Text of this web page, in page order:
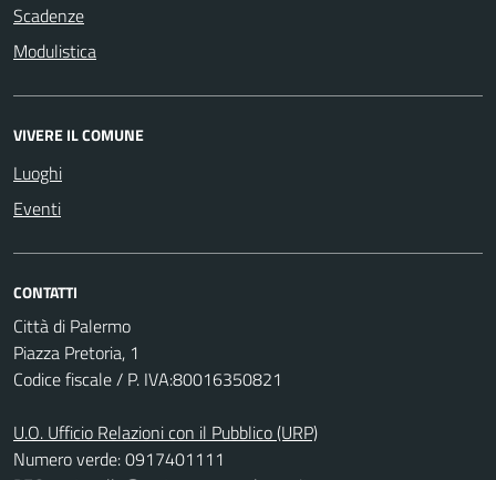
Scadenze
Modulistica
VIVERE IL COMUNE
Luoghi
Eventi
CONTATTI
Città di Palermo
Piazza Pretoria, 1
Codice fiscale / P. IVA:80016350821
U.O. Ufficio Relazioni con il Pubblico (URP)
Numero verde: 0917401111